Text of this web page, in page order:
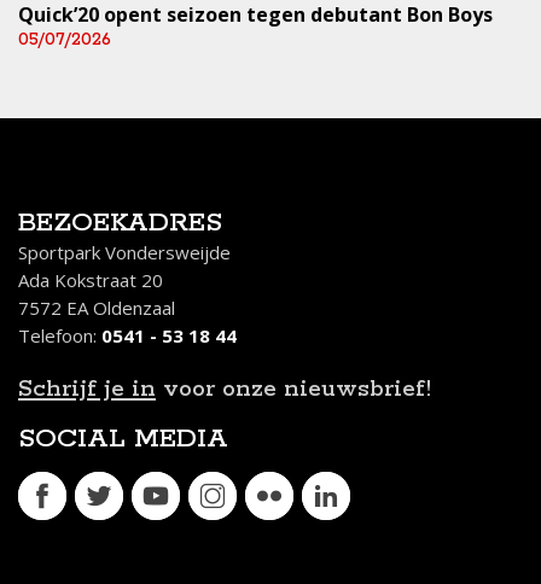
Quick’20 opent seizoen tegen debutant Bon Boys
05/07/2026
BEZOEKADRES
Sportpark Vondersweijde
Ada Kokstraat 20
7572 EA Oldenzaal
Telefoon: 0541 - 53 18 44
Schrijf je in voor onze nieuwsbrief!
SOCIAL MEDIA